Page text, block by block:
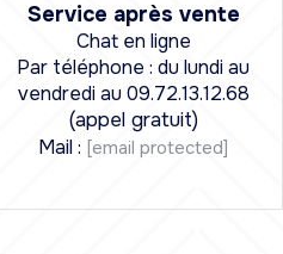
Service après vente
Chat en ligne
Par téléphone : du lundi au
vendredi au 09.72.13.12.68
(appel gratuit)
Mail : [email protected]